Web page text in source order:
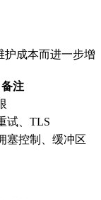
护成本而进一步增
备注
试、TLS
塞控制、缓冲区